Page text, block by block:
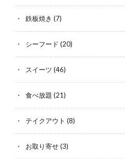
鉄板焼き (7)
シーフード (20)
スイーツ (46)
食べ放題 (21)
テイクアウト (8)
お取り寄せ(3)